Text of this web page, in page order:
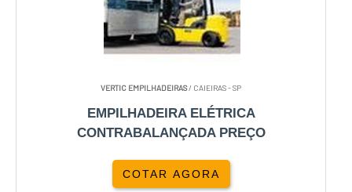
VERTIC EMPILHADEIRAS/ CAIEIRAS - SP
EMPILHADEIRA ELÉTRICA
CONTRABALANÇADA PREÇO
COTAR AGORA